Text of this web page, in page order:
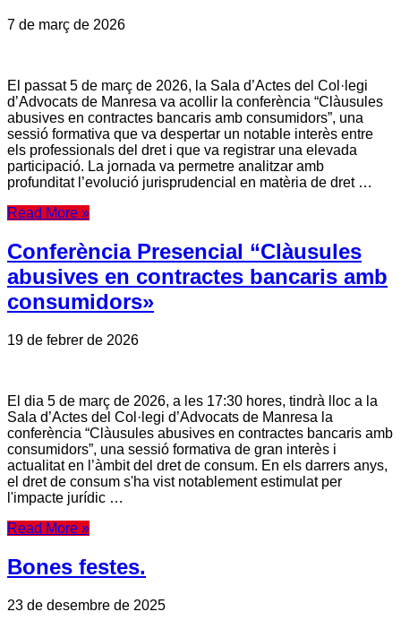
7 de març de 2026
El passat 5 de març de 2026, la Sala d’Actes del Col·legi
d’Advocats de Manresa va acollir la conferència “Clàusules
abusives en contractes bancaris amb consumidors”, una
sessió formativa que va despertar un notable interès entre
els professionals del dret i que va registrar una elevada
participació. La jornada va permetre analitzar amb
profunditat l’evolució jurisprudencial en matèria de dret …
Read More »
Conferència Presencial “Clàusules
abusives en contractes bancaris amb
consumidors»
19 de febrer de 2026
El dia 5 de març de 2026, a les 17:30 hores, tindrà lloc a la
Sala d’Actes del Col·legi d’Advocats de Manresa la
conferència “Clàusules abusives en contractes bancaris amb
consumidors”, una sessió formativa de gran interès i
actualitat en l’àmbit del dret de consum. En els darrers anys,
el dret de consum s'ha vist notablement estimulat per
l'impacte jurídic …
Read More »
Bones festes.
23 de desembre de 2025